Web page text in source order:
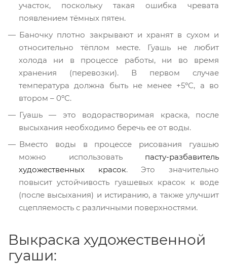
участок, поскольку такая ошибка чревата
появлением тёмных пятен.
Баночку плотно закрывают и хранят в сухом и
относительно тёплом месте. Гуашь не любит
холода ни в процессе работы, ни во время
хранения (перевозки). В первом случае
температура должна быть не менее +5ºС, а во
втором – 0ºС.
Гуашь — это водорастворимая краска, после
высыхания необходимо беречь ее от воды.
Вместо воды в процессе рисования гуашью
можно использовать пасту-разбавитель
художественных красок. Это значительно
повысит устойчивость гуашевых красок к воде
(после высыхания) и истиранию, а также улучшит
сцепляемость с различными поверхностями.
Выкраска художественной
гуаши: